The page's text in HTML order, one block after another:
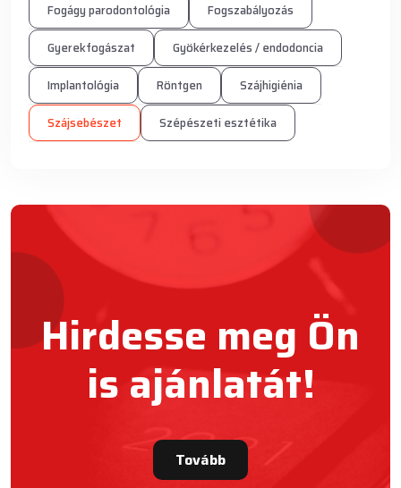
Fogágy parodontológia
Fogszabályozás
Gyerekfogászat
Gyökérkezelés / endodoncia
Implantológia
Röntgen
Szájhigiénia
Szájsebészet
Szépészeti esztétika
Hirdesse meg Ön
is ajánlatát!
Tovább